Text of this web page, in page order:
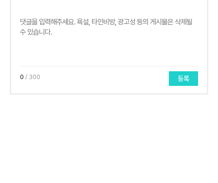
0 / 300 등록